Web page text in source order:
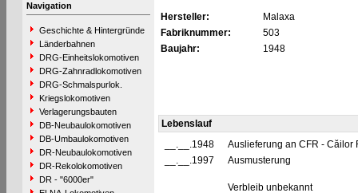
Navigation
Geschichte & Hintergründe
Länderbahnen
DRG-Einheitslokomotiven
DRG-Zahnradlokomotiven
DRG-Schmalspurlok.
Kriegslokomotiven
Verlagerungsbauten
DB-Neubaulokomotiven
DB-Umbaulokomotiven
DR-Neubaulokomotiven
DR-Rekolokomotiven
DR - "6000er"
Hersteller:
Malaxa
Fabriknummer:
503
Baujahr:
1948
Lebenslauf
__.__.1948
Auslieferung an CFR -
__.__.1997
Ausmusterung
Verbleib unbekannt